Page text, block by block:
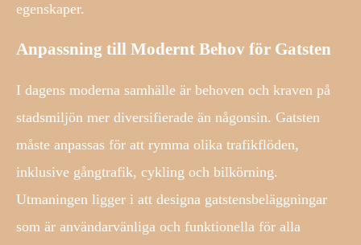
egenskaper.
Anpassning till Modernt Behov för Gatsten
I dagens moderna samhälle är behoven och kraven på
stadsmiljön mer diversifierade än någonsin. Gatsten
måste anpassas för att rymma olika trafikflöden,
inklusive gångtrafik, cykling och bilkörning.
Utmaningen ligger i att designa gatstensbeläggningar
som är användarvänliga och funktionella för alla